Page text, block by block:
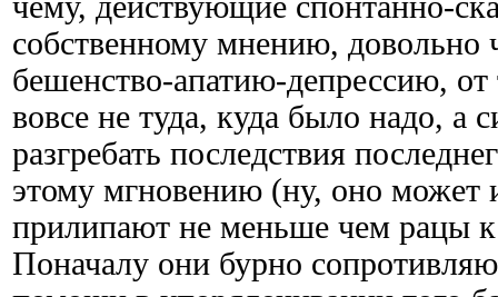
собственному мнению, довольно
бешенство-апатию-депрессию, от
вовсе не туда, куда было надо, а
разгребать последствия
этому мгновению (ну, оно может
прилипают не меньше чем рацы
Поначалу они бурно